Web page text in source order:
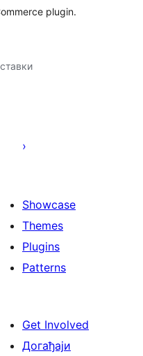
plugin.
Showcase
Themes
Plugins
Patterns
Get Involved
Догађаји